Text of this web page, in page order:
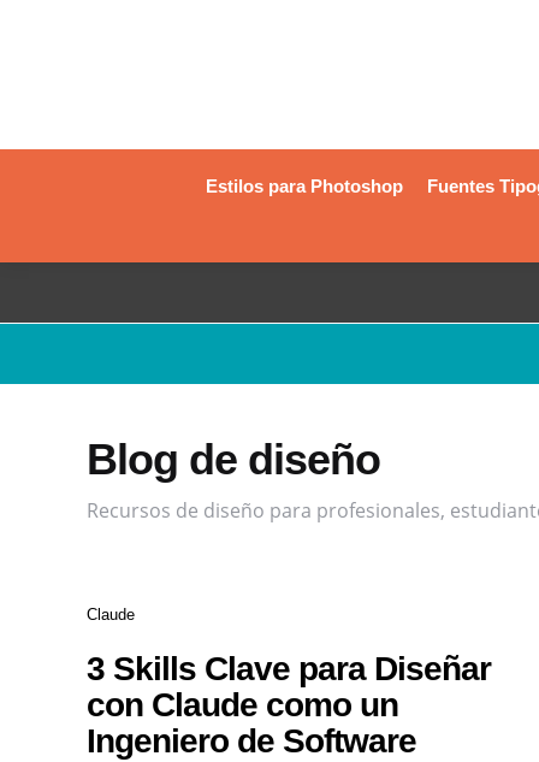
Estilos para Photoshop Fuentes
Blog de diseño
Recursos de diseño para profesionales,
Categories
Claude
3 Skills Clave para Diseñar
con Claude como un
Ingeniero de Software